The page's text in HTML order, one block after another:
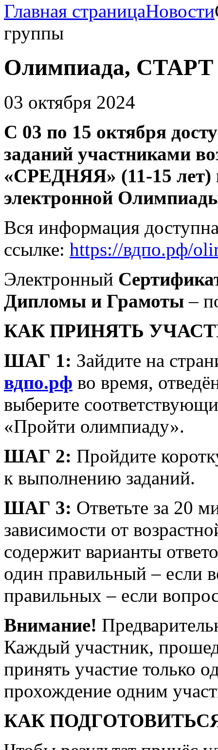
Главная страницаНовости
группы
Олимпиада, СТАРТ
03 октября 2024
С 03 по 15 октября
заданий участниками
«СРЕДНЯЯ» (11-15 лет)
электронной
Вся информация
ссылке: https://вдпо.рф/
Электронный
Дипломы и Грамоты –
КАК ПРИНЯТЬ
ШАГ 1: Зайдите на
вдпо.рф во время,
выберите
«Пройти олимпиаду».
ШАГ 2: Пройдите
к выполнению заданий.
ШАГ 3: Ответьте за 20
зависимости от
содержит варианты
один правильный – если
правильных – если
Внимание!
Каждый участник,
принять участие только
прохождение одним
КАК